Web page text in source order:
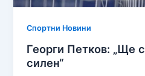
Спортни Новини
Георги Петков: „Ще
силен“